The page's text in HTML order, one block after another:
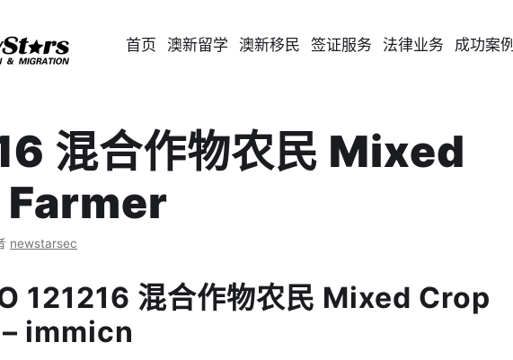
首页 澳新留学 澳新移民 签证服务 法律业务 成功案例
混合作物农民 Mixed
newstarsec
121216 混合作物农民 Mixed Crop
immicn